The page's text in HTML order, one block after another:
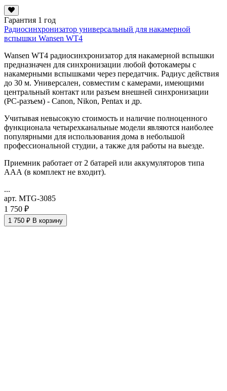
Гарантия 1 год
Радиосинхронизатор универсальный для накамерной
вспышки Wansen WT4
Wansen WT4 радиосинхронизатор для накамерной вспышки
предназначен для синхронизации любой фотокамеры с
накамерными вспышками через передатчик. Радиус действия
до 30 м. Универсален, совместим с камерами, имеющими
центральный контакт или разъем внешней синхронизации
(PC-разъем) - Canon, Nikon, Pentax и др.
Учитывая невысокую стоимость и наличие полноценного
функционала четырехканальные модели являются наиболее
популярными для использования дома в небольшой
профессиональной студии, а также для работы на выезде.
Приемник работает от 2 батарей или аккумуляторов типа
ААА (в комплект не входит).
...
арт. MTG-3085
1 750 ₽
1 750 ₽ В корзину